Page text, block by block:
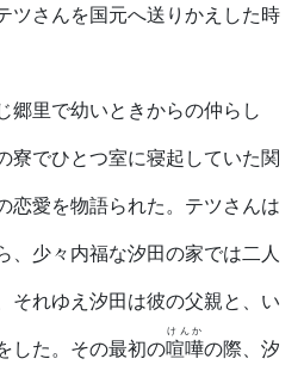
ツさんを国元へ送りかえした時
里で幼いときからの仲らし
寮でひとつ室に寝起していた関
恋愛を物語られた。テツさんは
、少々内福な汐田の家では二人
それゆえ汐田は彼の父親と、い
した。その最初の喧嘩
けんか
の際、汐